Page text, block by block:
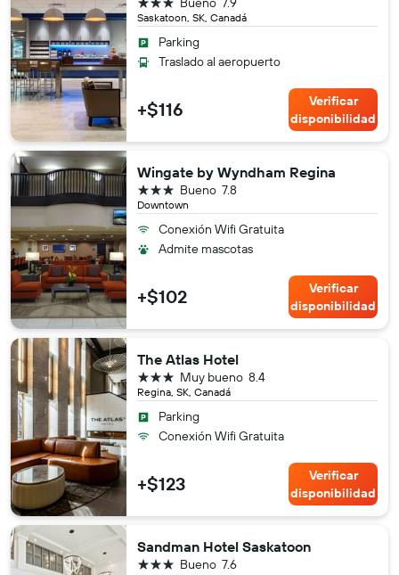
Saskatoon, SK, Canadá
Parking
Traslado al aeropuerto
+$116
Verificar
disponibilidad
Wingate by Wyndham Regina
Downtown
7.8
Bueno
3 estrellas
Conexión Wifi Gratuita
Admite mascotas
+$102
Verificar
disponibilidad
The Atlas Hotel
Regina, SK, Canadá
8.4
Muy bueno
3 estrellas
Parking
Conexión Wifi Gratuita
+$123
Verificar
disponibilidad
Sandman Hotel Saskatoon
7.6
Bueno
3 estrellas